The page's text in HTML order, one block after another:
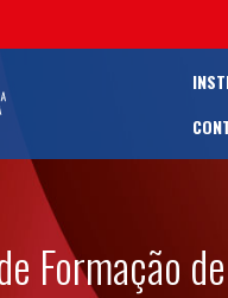
Formação